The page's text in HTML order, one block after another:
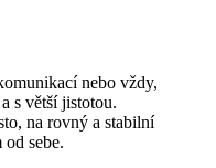
nebo vždy,
s větší jistotou.
na rovný a stabilní
sebe.